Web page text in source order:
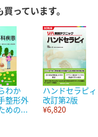
っています。
わか
整形外
めの...
ハンドセラピィ
改訂第2版
¥6,820